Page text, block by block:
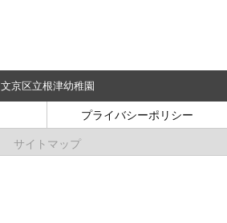
文京区立根津幼稚園
プライバシーポリシー
サイトマップ